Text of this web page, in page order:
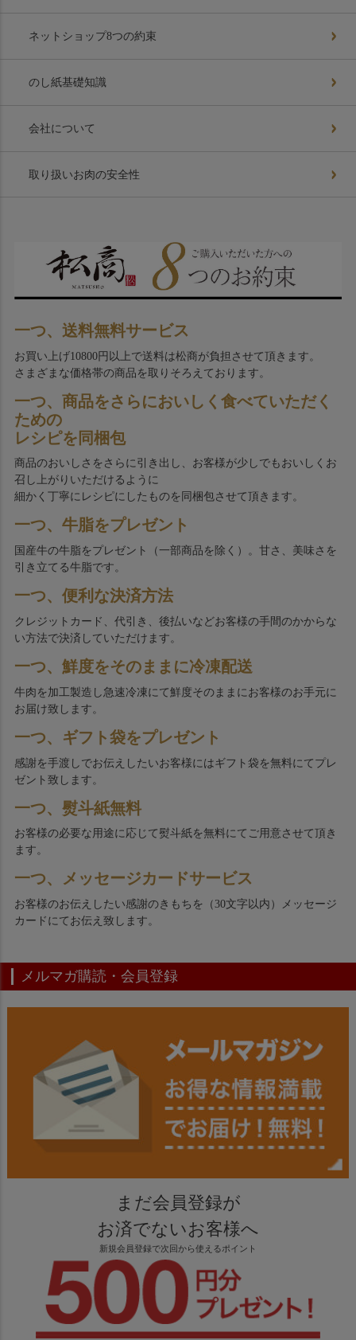
ネットショップ8つの約束
のし紙基礎知識
会社について
取り扱いお肉の安全性
一つ、送料無料サービス
お買い上げ10800円以上で送料は松商が負担させて頂きます。
さまざまな価格帯の商品を取りそろえております。
一つ、商品をさらにおいしく食べていただく
ための
レシピを同梱包
商品のおいしさをさらに引き出し、お客様が少しでもおいしくお
召し上がりいただけるように
細かく丁寧にレシピにしたものを同梱包させて頂きます。
一つ、牛脂をプレゼント
国産牛の牛脂をプレゼント（一部商品を除く）。甘さ、美味さを
引き立てる牛脂です。
一つ、便利な決済方法
クレジットカード、代引き、後払いなどお客様の手間のかからな
い方法で決済していただけます。
一つ、鮮度をそのままに冷凍配送
牛肉を加工製造し急速冷凍にて鮮度そのままにお客様のお手元に
お届け致します。
一つ、ギフト袋をプレゼント
感謝を手渡しでお伝えしたいお客様にはギフト袋を無料にてプレ
ゼント致します。
一つ、熨斗紙無料
お客様の必要な用途に応じて熨斗紙を無料にてご用意させて頂き
ます。
一つ、メッセージカードサービス
お客様のお伝えしたい感謝のきもちを（30文字以内）メッセージ
カードにてお伝え致します。
メルマガ購読・会員登録
まだ会員登録が
お済でないお客様へ
新規会員登録で次回から使えるポイント